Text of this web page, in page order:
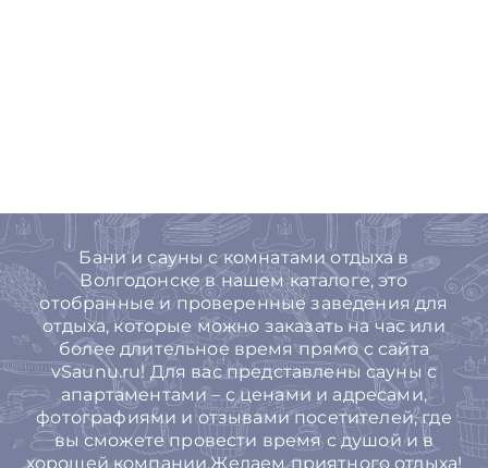
Бани и сауны с комнатами отдыха в
Волгодонске в нашем каталоге, это
отобранные и проверенные заведения для
отдыха, которые можно заказать на час или
более длительное время прямо с сайта
vSaunu.ru! Для вас представлены сауны с
апартаментами – с ценами и адресами,
фотографиями и отзывами посетителей, где
вы сможете провести время с душой и в
хорошей компании.Желаем приятного отдыха!